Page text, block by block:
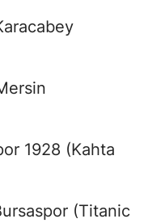
1928 (Kahta
(Titanic